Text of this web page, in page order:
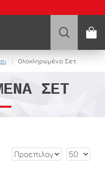
Ολοκληρωμένα Σετ
ΣΕΤ